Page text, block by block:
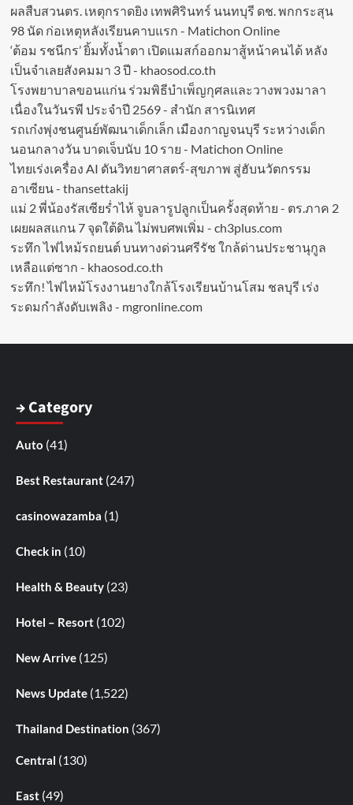
ผลสืบสวนตร. เหตุกราดยิง เทพศิรินทร์ นนทบุรี ดช. พกกระสุน
98 นัด ก่อเหตุหลังเรียนคาบแรก - Matichon Online
‘ต้อม รชนีกร’ ยิ้มทั้งน้ำตา เปิดแมสก์ออกมาสู้หน้าคนได้ หลัง
เป็นจำเลยสังคมมา 3 ปี - khaosod.co.th
โรงพยาบาลขอนแก่น ร่วมพิธีบำเพ็ญกุศลและวางพวงมาลา
เนื่องในวันรพี ประจำปี 2569 - สำนัก สารนิเทศ
รถเก๋งพุ่งชนศูนย์พัฒนาเด็กเล็ก เมืองกาญจนบุรี ระหว่างเด็ก
นอนกลางวัน บาดเจ็บนับ 10 ราย - Matichon Online
ไทยเร่งเครื่อง AI ดันวิทยาศาสตร์-สุขภาพ สู่ฮับนวัตกรรม
อาเซียน - thansettakij
แม่ 2 พี่น้องรัสเซียร่ำไห้ จูบลารูปลูกเป็นครั้งสุดท้าย - ตร.ภาค 2
เผยผลสแกน 7 จุดใต้ดิน ไม่พบศพเพิ่ม - ch3plus.com
ระทึก ไฟไหม้รถยนต์ บนทางด่วนศรีรัช ใกล้ด่านประชานุกูล
เหลือแต่ซาก - khaosod.co.th
ระทึก! ไฟไหม้โรงงานยางใกล้โรงเรียนบ้านโสม ชลบุรี เร่ง
ระดมกำลังดับเพลิง - mgronline.com
→ Category
Auto (41)
Best Restaurant (247)
casinowazamba (1)
Check in (10)
Health & Beauty (23)
Hotel – Resort (102)
New Arrive (125)
News Update (1,522)
Thailand Destination (367)
Central (130)
East (49)